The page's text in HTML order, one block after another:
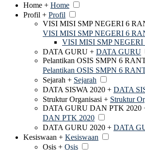
Home + Home
Profil + Profil
VISI MISI SMP NEGERI 6
VISI MISI SMP NEGERI 6
VISI MISI SMP
DATA GURU + DATA GURU
Pelantikan OSIS SMPN 6
Pelantikan OSIS SMPN 6
Sejarah + Sejarah
DATA SISWA 2020 + DATA
Struktur Organisasi + Struktur
DATA GURU DAN PTK 2020
DAN PTK 2020
DATA GURU 2020 + DATA
Kesiswaan + Kesiswaan
Osis + Osis